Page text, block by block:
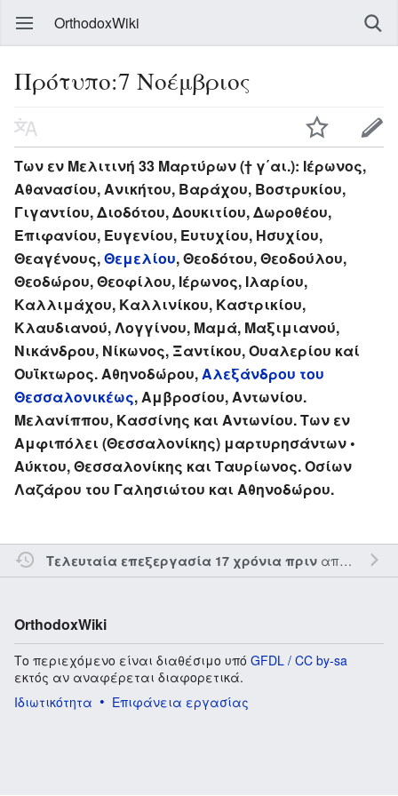
OrthodoxWiki
Πρότυπο:7 Νοέμβριος
Των εν Μελιτινή 33 Μαρτύρων († γ΄αι.): Ιέρωνος,
Αθανασίου, Ανικήτου, Βαράχου, Βοστρυκίου,
Γιγαντίου, Διοδότου, Δουκιτίου, Δωροθέου,
Επιφανίου, Ευγενίου, Ευτυχίου, Ησυχίου,
Θεαγένους,Θεμελίου, Θεοδότου, Θεοδούλου,
Θεοδώρου, Θεοφίλου, Ιέρωνος, Ιλαρίου,
Καλλιμάχου, Καλλινίκου, Καστρικίου,
Κλαυδιανού, Λογγίνου, Μαμά, Μαξιμιανού,
Νικάνδρου, Νίκωνος, Ξαντίκου, Ουαλερίου καί
Ουΐκτωρος. Αθηνοδώρου, Αλεξάνδρου του
Θεσσαλονικέως, Αμβροσίου, Αντωνίου.
Μελανίππου, Κασσίνης και Αντωνίου. Των εν
Αμφιπόλει (Θεσσαλονίκης) μαρτυρησάντων •
Αύκτου, Θεσσαλονίκης και Ταυρίωνος. Οσίων
Λαζάρου του Γαλησιώτου και Αθηνοδώρου.
Τελευταία επεξεργασία 17 χρόνια πριναπό τον την
OrthodoxWiki
Το περιεχόμενο είναι διαθέσιμο υπό GFDL / CC by-sa
εκτός αν αναφέρεται διαφορετικά.
Ιδιωτικότητα
Επιφάνεια εργασίας